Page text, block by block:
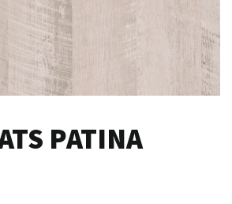
PATINA